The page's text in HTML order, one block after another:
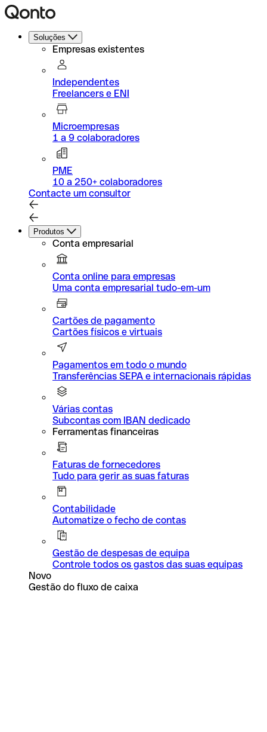
Soluções
Empresas existentes
Independentes
Freelancers e ENI
Microempresas
1 a 9 colaboradores
PME
10 a 250+ colaboradores
Contacte um consultor
Produtos
Conta empresarial
Conta online para empresas
Uma conta empresarial tudo-em-um
Cartões de pagamento
Cartões físicos e virtuais
Pagamentos em todo o mundo
Transferências SEPA e internacionais rápidas
Várias contas
Subcontas com IBAN dedicado
Ferramentas financeiras
Faturas de fornecedores
Tudo para gerir as suas faturas
Contabilidade
Automatize o fecho de contas
Gestão de despesas de equipa
Controle todos os gastos das suas equipas
Novo
Gestão do fluxo de caixa